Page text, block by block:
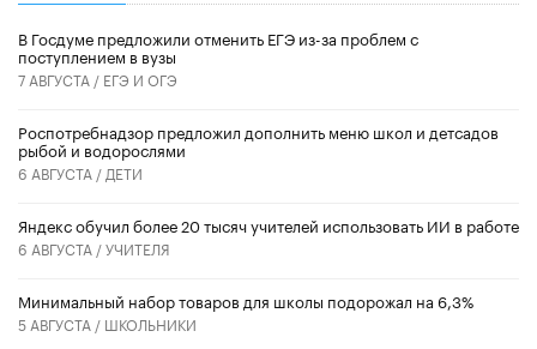
В Госдуме предложили отменить ЕГЭ из-за проблем с
поступлением в вузы
7 АВГУСТА / ЕГЭ И ОГЭ
Роспотребнадзор предложил дополнить меню школ и детсадов
рыбой и водорослями
6 АВГУСТА / ДЕТИ
​Яндекс обучил более 20 тысяч учителей использовать ИИ в работе
6 АВГУСТА /УЧИТЕЛЯ
Минимальный набор товаров для школы подорожал на 6,3%
5 АВГУСТА / ШКОЛЬНИКИ